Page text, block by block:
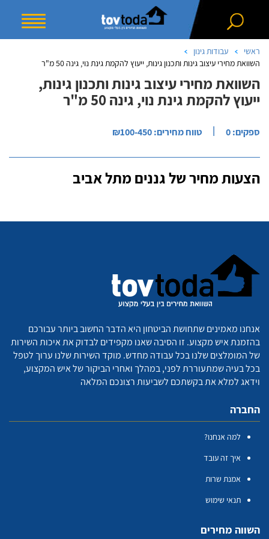
ראשי
עבודות גינון
השוואת מחירי עיצוב גינות ותכנון גינות, ייעוץ להקמת גינת נוי, גינה 50 מ"ר
השוואת מחירי עיצוב גינות ותכנון גינות,
ייעוץ להקמת גינת נוי, גינה 50 מ"ר
ספקים: 0 | טווח מחירים: ₪100-450
הצעות מחיר של גננים מתל אביב
אנחנו מאמינים שתחושת הביטחון היא הדבר החשוב ביותר עבורכם
בהזמנת איש מקצוע. זו הסיבה שאנו מקפידים לבדוק את איכות השירות
של המומלצים שלנו בכל עבודה מחדש. מוקד השירות שלנו ערוך לטפל
בכל בעיה שמתעוררת לפני, במהלך ואחרי הביקור של איש המקצוע,
וידאג למלא את בקשתכם לשביעות רצונכם המלאה
החברה
למה אנחנו?
איך זה עובד
אמנת שרות
תנאי שימוש
השווה מחירים